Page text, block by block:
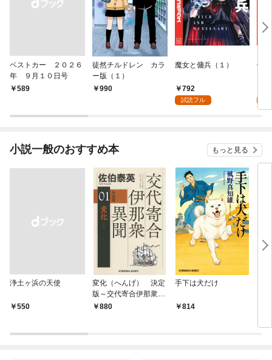
ベストカー ２０２６
年 ９月１０日号
￥589
徒然チルドレン カラ
ー版（１）
990
魔女と傭兵（１）
792
試読フル
信
ガ
９
『
（
小説一般のおすすめ本 もっと見る
浄土ヶ浜の天使
￥550
変化（へんげ） 決定
版～交代寄合伊那衆異
聞（1）～
880
手下は犬だけ
814